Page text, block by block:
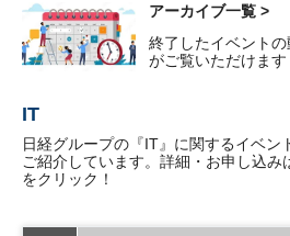
アーカイブ一覧 >
終了したイベント
がご覧いただけます
IT
日経グループの『IT』に関するイベン
ご紹介しています。詳細・お申し込み
をクリック！